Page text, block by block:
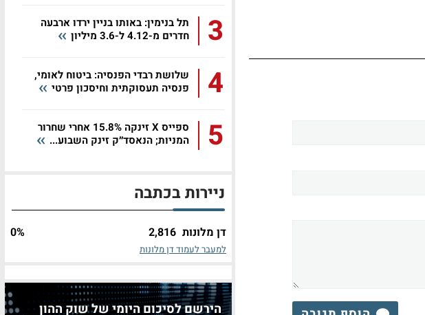
3
תל בנימין: באותו בניין ירדו ארבעה
חדרים מ-4.12 ל-3.6 מיליון
4
שלושת רבדי הפנסיה: ביטוח לאומי,
פנסיה תעסוקתית וחיסכון פרטי
5
ספייס X זינקה 15.8% אחרי שחרור
המניות; הנאסד״ק זינק השבוע...
ניירות בכתבה
דן מלונות 2,816
0%
למעבר לעמוד דן מלונות
הירשם לסיכום היומי של שוק ההון